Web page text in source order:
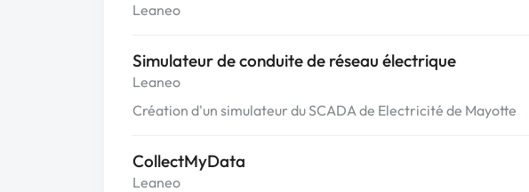
Leaneo
Simulateur de conduite de réseau électrique
Leaneo
Création d'un simulateur du SCADA de Electricité de Mayotte
CollectMyData
Leaneo